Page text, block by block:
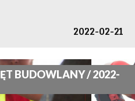
2022-02-21
BUDOWLANY / 2022-